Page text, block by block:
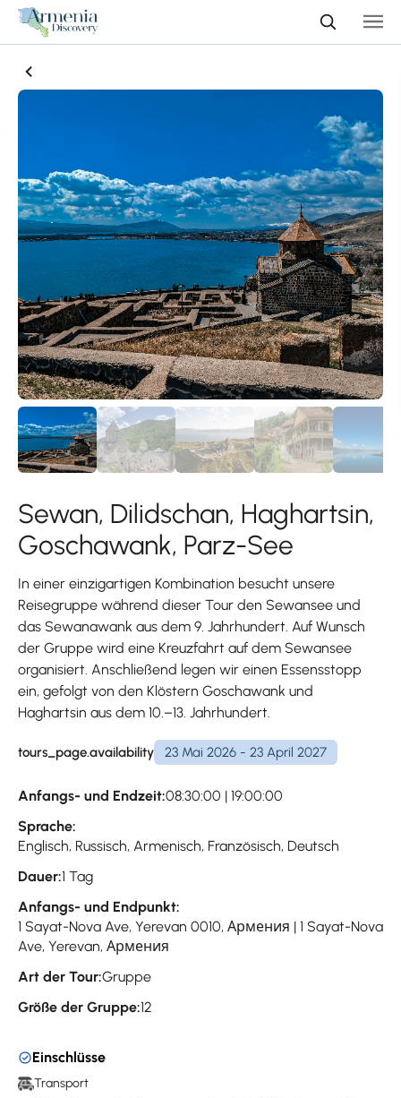
Sewan, Dilidschan, Haghartsin,
Goschawank, Parz-See
In einer einzigartigen Kombination besucht unsere
Reisegruppe während dieser Tour den Sewansee und
das Sewanawank aus dem 9. Jahrhundert. Auf Wunsch
der Gruppe wird eine Kreuzfahrt auf dem Sewansee
organisiert. Anschließend legen wir einen Essensstopp
ein, gefolgt von den Klöstern Goschawank und
Haghartsin aus dem 10.–13. Jahrhundert.
tours_page.availability 23 Mai 2026 - 23 April 2027
Anfangs- und Endzeit:08:30:00 | 19:00:00
Sprache:
Englisch, Russisch, Armenisch, Französisch, Deutsch
Dauer:1 Tag
Anfangs- und Endpunkt:
1 Sayat-Nova Ave, Yerevan 0010, Армения | 1 Sayat-Nova
Ave, Yerevan, Армения
Art der Tour:Gruppe
Größe der Gruppe:12
Einschlüsse
Transport